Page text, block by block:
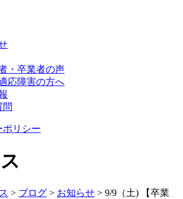
・卒業者の声
応障害の方へ
問
ポリシー
> ブログ > お知らせ > 9/9（土) 【卒業